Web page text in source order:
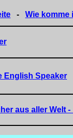
- Wie komme
English Speaker
aus aller Welt -